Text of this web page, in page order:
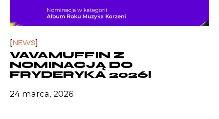
NEWS
VAVAMUFFIN Z
NOMINACJĄ DO
FRYDERYKA 2026!
24 marca, 2026